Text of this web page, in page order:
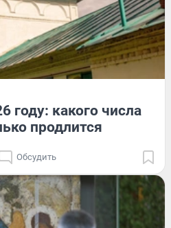
году: какого числа
продлится
Обсудить